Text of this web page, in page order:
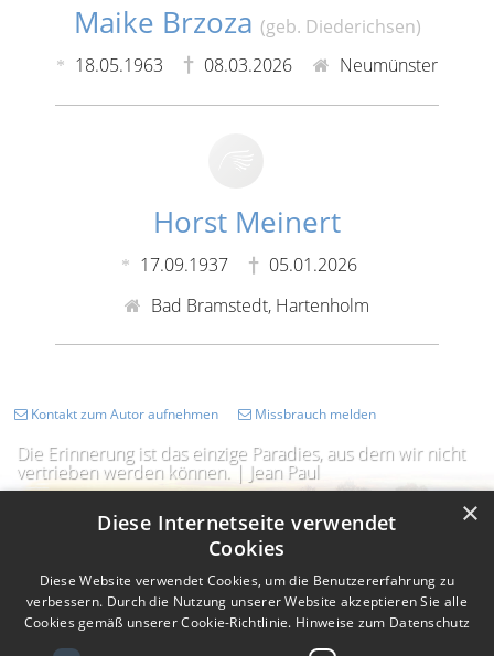
Maike Brzoza (geb. Diederichsen)
18.05.1963
08.03.2026 Neumünster
Horst Meinert
17.09.1937
05.01.2026
Bad Bramstedt, Hartenholm
Die Erinnerung ist das einzige Paradies, aus dem wir nicht
vertrieben werden können. | Jean Paul
Kontakt zum Autor aufnehmen Missbrauch melden
×
Diese Internetseite verwendet
Cookies
Diese Website verwendet Cookies, um die Benutzererfahrung zu
verbessern. Durch die Nutzung unserer Website akzeptieren Sie alle
Cookies gemäß unserer Cookie-Richtlinie. Hinweise zum Datenschutz